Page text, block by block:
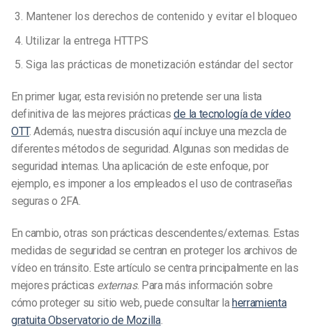
Mantener los derechos de contenido y evitar el bloqueo
Utilizar la entrega HTTPS
Siga las prácticas de monetización estándar del sector
En primer lugar, esta revisión no pretende ser una lista
definitiva de las mejores prácticasde la tecnología de vídeo
OTT. Además, nuestra discusión aquí incluye una mezcla de
diferentes métodos de seguridad. Algunas son medidas de
seguridad internas. Una aplicación de este enfoque, por
ejemplo, es imponer a los empleados el uso de contraseñas
seguras o 2FA.
En cambio, otras son prácticas descendentes/externas. Estas
medidas de seguridad se centran en proteger los archivos de
vídeo en tránsito. Este artículo se centra principalmente en las
mejores prácticas externas. Para más información sobre
cómo proteger su sitio web, puede consultar laherramienta
gratuita Observatorio de Mozilla.